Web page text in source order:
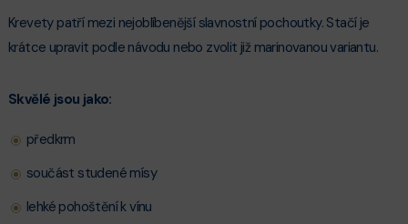
Krevety patří mezi nejoblíbenější slavnostní pochoutky. Stačí je
krátce upravit podle návodu nebo zvolit již marinovanou variantu.
Skvělé jsou jako:
předkrm
součást studené mísy
lehké pohoštění k vínu